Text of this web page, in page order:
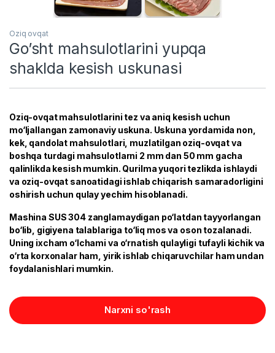
Oziq ovqat
Go’sht mahsulotlarini yupqa
shaklda kesish uskunasi
Oziq-ovqat mahsulotlarini tez va aniq kesish uchun
mo‘ljallangan zamonaviy uskuna. Uskuna yordamida non,
kek, qandolat mahsulotlari, muzlatilgan oziq-ovqat va
boshqa turdagi mahsulotlarni 2 mm dan 50 mm gacha
qalinlikda kesish mumkin. Qurilma yuqori tezlikda ishlaydi
va oziq-ovqat sanoatidagi ishlab chiqarish samaradorligini
oshirish uchun qulay yechim hisoblanadi.
Mashina SUS 304 zanglamaydigan po‘latdan tayyorlangan
bo‘lib, gigiyena talablariga to‘liq mos va oson tozalanadi.
Uning ixcham o‘lchami va o‘rnatish qulayligi tufayli kichik va
o‘rta korxonalar ham, yirik ishlab chiqaruvchilar ham undan
foydalanishlari mumkin.
Narxni so'rash